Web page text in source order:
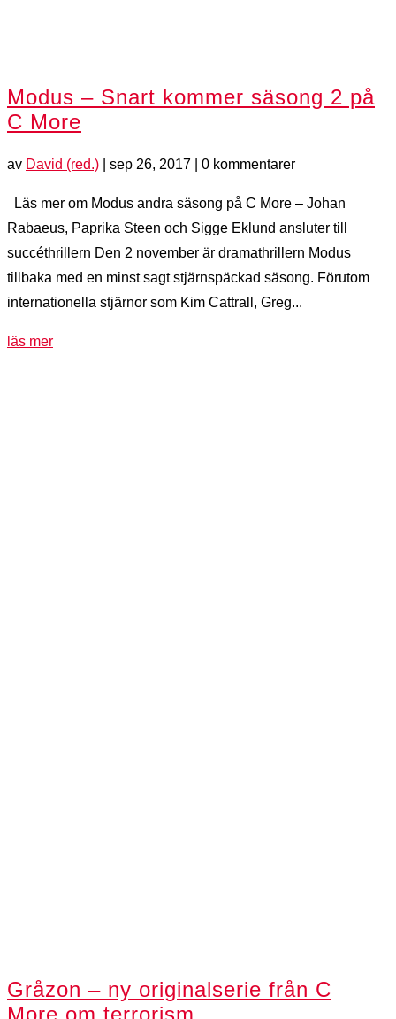
Modus – Snart kommer säsong 2 på
C More
av David (red.) sep 26, 2017 | 0 kommentarer
Läs mer om Modus andra säsong på C More – Johan
Rabaeus, Paprika Steen och Sigge Eklund ansluter till
succéthrillern Den 2 november är dramathrillern Modus
tillbaka med en minst sagt stjärnspäckad säsong. Förutom
internationella stjärnor som Kim Cattrall, Greg...
läs mer
Gråzon – ny originalserie från C
More om terrorism